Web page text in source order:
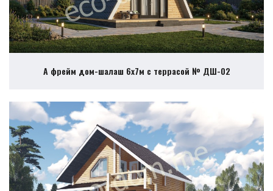
А фрейм дом-шалаш 6х7м с террасой № ДШ-02